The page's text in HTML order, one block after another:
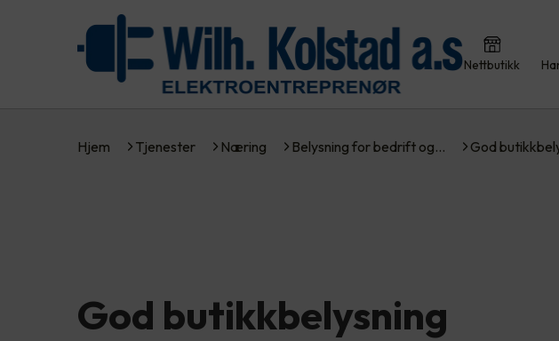
Nettbutikk
Hjem Tjenester Næring Belysning for bedrift og… God
God butikkbelysning